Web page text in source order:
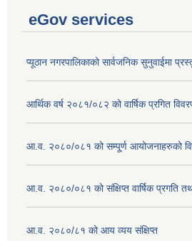
eGov services
प्यूठान नगरपालिकाको सार्वजनिक सुनुवाईमा
आर्थिक वर्ष २०८१/०८२ को वार्षिक प्रगित
आ.व. २०८०/०८१ को सम्पू्र्ण आयोजनाहरुको
आ.व. २०८०/०८१ को संक्षिप्त वार्षिक प्रगति
आ.व. २०८०/८१ को आय व्यय संक्षिप्त